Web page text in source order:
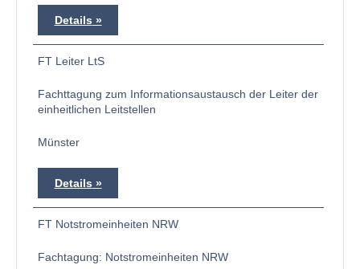
Details
FT Leiter LtS
Fachttagung zum Informationsaustausch der Leiter der
einheitlichen Leitstellen
Münster
Details
FT Notstromeinheiten NRW
Fachtagung: Notstromeinheiten NRW